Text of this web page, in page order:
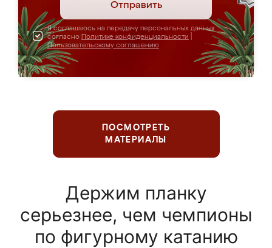
Отправить
Я соглашаюсь на передачу персональных данных
согласно Политике конфиденциальности
Пользовательскому соглашению
ПОСМОТРЕТЬ
МАТЕРИАЛЫ
Держим планку
серьезнее, чем чемпионы
по фигурному катанию